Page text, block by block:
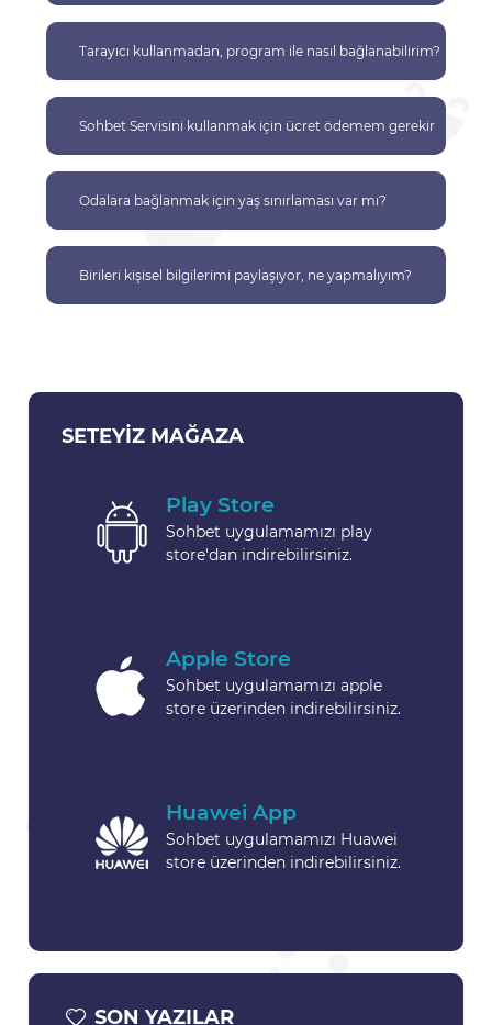
Tarayıcı kullanmadan, program ile nasıl bağlanabilirim?
Sohbet Servisini kullanmak için ücret ödemem gerekir
Odalara bağlanmak için yaş sınırlaması var mı?
Birileri kişisel bilgilerimi paylaşıyor, ne yapmalıyım?
SETEYIZ MAĞAZA
Play Store
Sohbet uygulamamızı play
store'dan indirebilirsiniz.
Apple Store
Sohbet uygulamamızı apple
store üzerinden indirebilirsiniz.
Huawei App
Sohbet uygulamamızı Huawei
store üzerinden indirebilirsiniz.
SON YAZILAR